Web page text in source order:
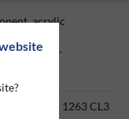
acrylic
and
1263 CL3